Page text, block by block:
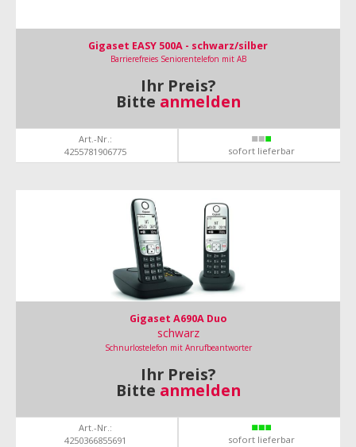
Gigaset EASY 500A - schwarz/silber
Barrierefreies Seniorentelefon mit AB
Ihr Preis?
Bitte anmelden
Art.-Nr.:
4255781906775
sofort lieferbar
Gigaset A690A Duo
schwarz
Schnurlostelefon mit Anrufbeantworter
Ihr Preis?
Bitte anmelden
Art.-Nr.:
4250366855691
sofort lieferbar